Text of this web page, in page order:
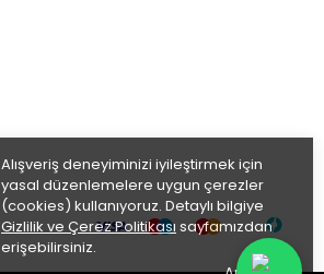
Alışveriş deneyiminizi iyileştirmek için
yasal düzenlemelere uygun çerezler
(cookies) kullanıyoruz. Detaylı bilgiye
Gizlilik ve Çerez Politikası sayfamızdan
erişebilirsiniz.